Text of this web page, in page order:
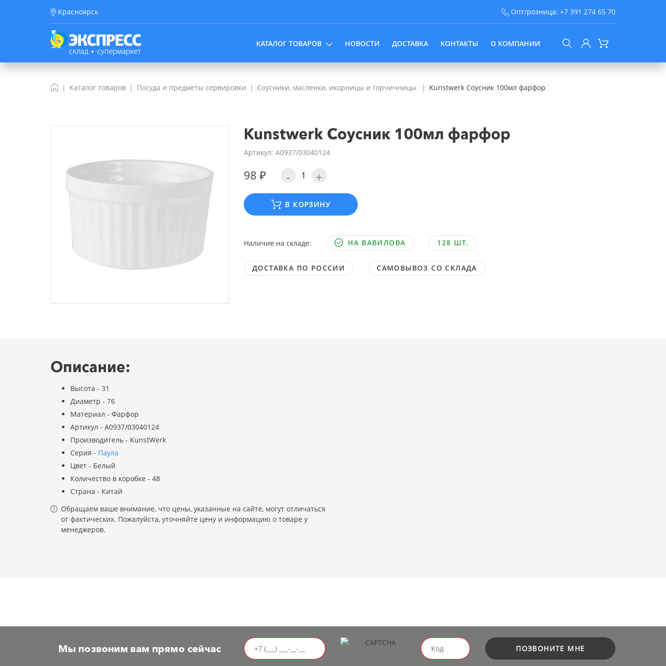
Красноярск Опт/розница: +7 391 274 65 70
КАТАЛОГ ТОВАРОВ НОВОСТИ ДОСТАВКА КОНТАКТЫ О КОМПАНИИ
Каталог товаров Посуда и предметы сервировки Соусники, масленки, икорницы и горчичницы Kunstwerk Соусник 100мл фарфор
Kunstwerk Соусник 100мл фарфор
Артикул: A0937/03040124
98 ₽ - +
В КОРЗИНУ
Наличие на складе: НА ВАВИЛОВА 128 ШТ.
ДОСТАВКА ПО РОССИИ САМОВЫВОЗ СО СКЛАДА
Описание:
Высота - 31
Диаметр - 76
Материал - Фарфор
Артикул - A0937/03040124
Производитель - KunstWerk
Серия - Паула
Цвет - Белый
Количество в коробке - 48
Страна - Китай
Обращаем ваше внимание, что цены, указанные на сайте, могут отличаться
от фактических. Пожалуйста, уточняйте цену и информацию о товаре у
менеджеров.
Мы позвоним вам прямо сейчас ПОЗВОНИТЕ МНЕ